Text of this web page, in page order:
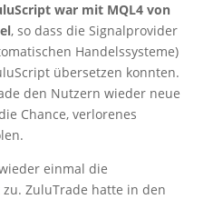
war mit MQL4 von
, so dass die Signalprovider
Handelssysteme)
übersetzen konnten.
den Nutzern wieder neue
Chance, verlorenes
einmal die
zu. ZuluTrade hatte in den